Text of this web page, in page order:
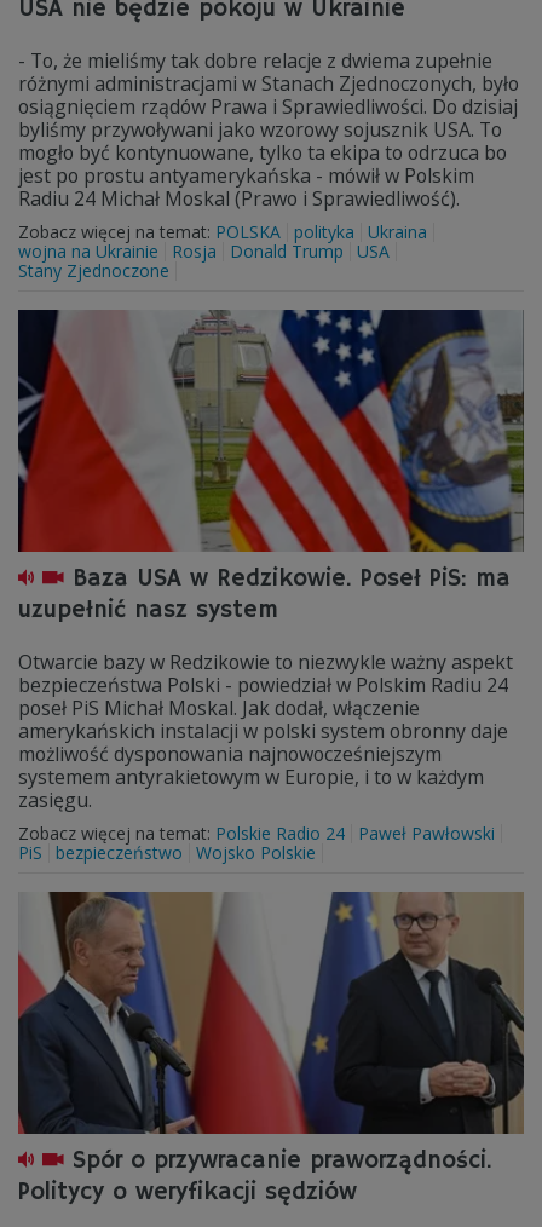
USA nie będzie pokoju w Ukrainie
- To, że mieliśmy tak dobre relacje z dwiema zupełnie
różnymi administracjami w Stanach Zjednoczonych, było
osiągnięciem rządów Prawa i Sprawiedliwości. Do dzisiaj
byliśmy przywoływani jako wzorowy sojusznik USA. To
mogło być kontynuowane, tylko ta ekipa to odrzuca bo
jest po prostu antyamerykańska - mówił w Polskim
Radiu 24 Michał Moskal (Prawo i Sprawiedliwość).
Zobacz więcej na temat: POLSKA polityka
Ukraina
wojna na Ukrainie
Rosja Donald Trump
USA
Stany Zjednoczone
Baza USA w Redzikowie. Poseł PiS: ma
uzupełnić nasz system
Otwarcie bazy w Redzikowie to niezwykle ważny aspekt
bezpieczeństwa Polski - powiedział w Polskim Radiu 24
poseł PiS Michał Moskal. Jak dodał, włączenie
amerykańskich instalacji w polski system obronny daje
możliwość dysponowania najnowocześniejszym
systemem antyrakietowym w Europie, i to w każdym
zasięgu.
Zobacz więcej na temat: Polskie Radio 24
Paweł Pawłowski
PiS
bezpieczeństwo Wojsko Polskie
Spór o przywracanie praworządności.
Politycy o weryfikacji sędziów